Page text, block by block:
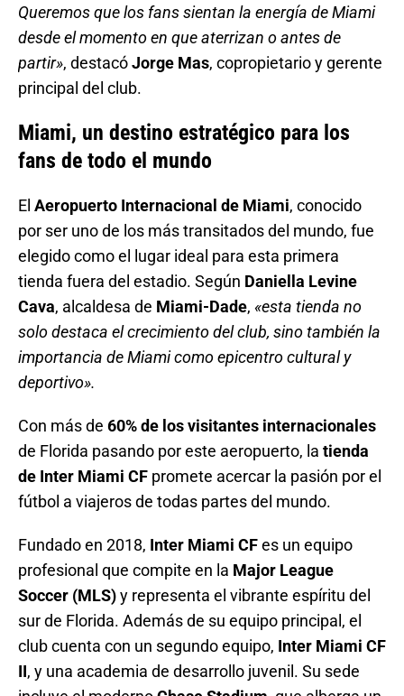
Queremos que los fans sientan la energía de Miami
desde el momento en que aterrizan o antes de
partir» , destacóJorge Mas , copropietario y gerente
principal del club.
Miami, un destino estratégico para los
fans de todo el mundo
El Aeropuerto Internacional de Miami , conocido
por ser uno de los más transitados del mundo, fue
elegido como el lugar ideal para esta primera
tienda fuera del estadio. Según Daniella Levine
Cava , alcaldesa de Miami-Dade «esta tienda no
solo destaca el crecimiento del club, sino también la
importancia de Miami como epicentro cultural y
deportivo».
Con más de 60% de los visitantes internacionales
de Florida pasando por este aeropuerto, la tienda
de Inter Miami CF promete acercar la pasión por el
fútbol a viajeros de todas partes del mundo.
Fundado en 2018, Inter Miami CFes un equipo
profesional que compite en la Major League
Soccer (MLS)y representa el vibrante espíritu del
sur de Florida. Además de su equipo principal, el
club cuenta con un segundo equipo, Inter Miami CF
II , y una academia de desarrollo juvenil. Su sede